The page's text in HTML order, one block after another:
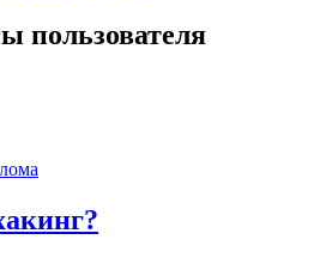
пользователя